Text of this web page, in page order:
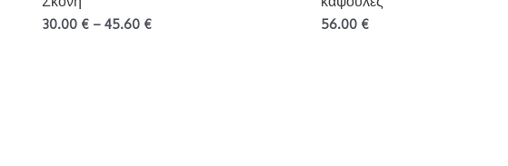
30.00 € –45.60 € 56.00 €